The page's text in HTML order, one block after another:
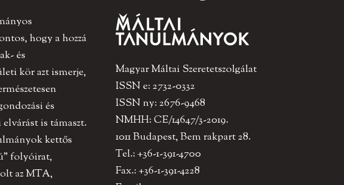
hogy a hozzá
és
kör azt ismerje,
és
elvárást is támaszt.
kettős
folyóirat,
az MTA,
Magyar Máltai Szeretetszolgálat
ISSN e: 2732-0332
ISSN ny: 2676-9468
NMHH: CE/14647/3-2019.
1011 Budapest, Bem rakpart 28.
Tel.: +36-1-391-4700
Fax.: +36-1-391-4228